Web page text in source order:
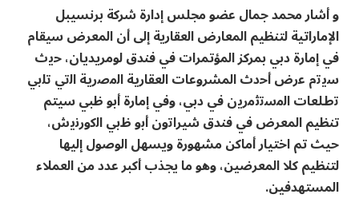
و أشار محمد جمال عضو مجلس إدارة شركة برنسيبل
الإماراتية لتنظيم المعارض العقارية إلى أن المعرض سيقام
في إمارة دبي بمركز المؤتمرات في فندق لومريديان، ﺣﯾث
ﺳﯾﺗم ﻋرض أﺣدث المشروعات اﻟﻌﻘﺎرﯾﺔ اﻟﻣﺻرﯾﺔ اﻟﺗﻲ ﺗﻠﺑﻲ
ﺗطﻠﻌﺎت اﻟﻣﺳﺗﺛﻣرﯾن في دبي، وفي إمارة أبو ظبي سيتم
تنظيم المعرض في فندق شيراﺗون أﺑو ظﺑﻲ اﻟﻛورﻧﯾش،
حيث تم اختيار أماكن مشهورة ويسهل الوصول إليها
لتنظيم كلا المعرضين، وهو ما يجذب أكبر عدد من العملاء
المستهدفين.